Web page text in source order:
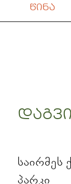
წინა
საირმეს
პარკი